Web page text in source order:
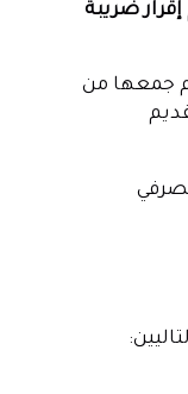
ضريبة
تم جمعها من